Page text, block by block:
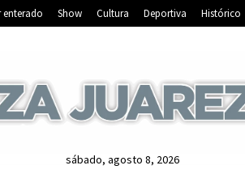
enterado Show Cultura Deportiva Histórico
sábado, agosto 8, 2026